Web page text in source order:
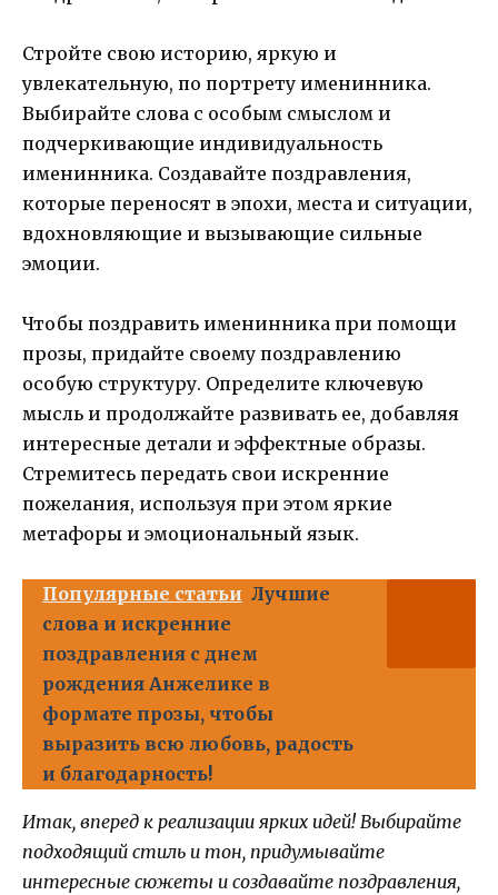
Стройте свою историю, яркую и
увлекательную, по портрету именинника.
Выбирайте слова с особым смыслом и
подчеркивающие индивидуальность
именинника. Создавайте поздравления,
которые переносят в эпохи, места и ситуации,
вдохновляющие и вызывающие сильные
эмоции.
Чтобы поздравить именинника при помощи
прозы, придайте своему поздравлению
особую структуру. Определите ключевую
мысль и продолжайте развивать ее, добавляя
интересные детали и эффектные образы.
Стремитесь передать свои искренние
пожелания, используя при этом яркие
метафоры и эмоциональный язык.
Популярные статьи Лучшие
слова и искренние
поздравления с днем
рождения Анжелике в
формате прозы, чтобы
выразить всю любовь, радость
и благодарность!
Итак, вперед к реализации ярких идей! Выбирайте
подходящий стиль и тон, придумывайте
интересные сюжеты и создавайте поздравления,